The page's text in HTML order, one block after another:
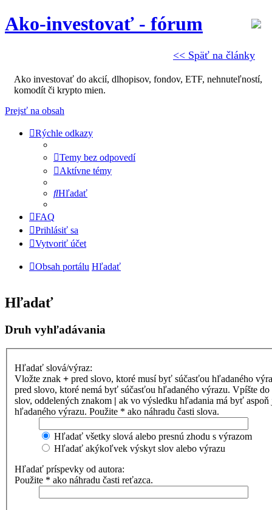
<< Späť na články
Ako-investovať - fórum
Ako investovať do akcií, dlhopisov, fondov, ETF, nehnuteľností,
komodít či krypto mien.
Prejsť na obsah
Rýchle odkazy
Temy bez odpovedí
Aktívne témy
Hľadať
FAQ
Prihlásiť sa
Vytvoriť účet
Obsah portálu Hľadať
Hľadať
Druh vyhľadávania
Hľadať slová/výraz:
Vložte znak + pred slovo, ktoré musí byť súčasťou hľadaného
pred slovo, ktoré nemá byť súčasťou hľadaného výrazu. Vpíšte
slov, oddelených znakom | ak vo výsledku hľadania má byť aspoň
hľadaného výrazu. Použite * ako náhradu časti slova.
Hľadať všetky slová alebo presnú zhodu s výrazom
Hľadať akýkoľvek výskyt slov alebo výrazu
Hľadať príspevky od autora:
Použite * ako náhradu časti reťazca.